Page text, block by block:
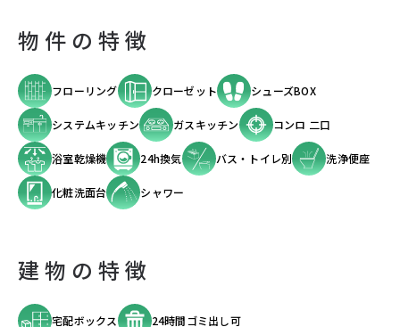
物件の特徴
フローリング クローゼット シューズBOX
システムキッチン ガスキッチン コンロ 二口
浴室乾燥機 24h換気 バス・トイレ別 洗浄便座
化粧洗面台 シャワー
建物の特徴
宅配ボックス 24時間ゴミ出し可